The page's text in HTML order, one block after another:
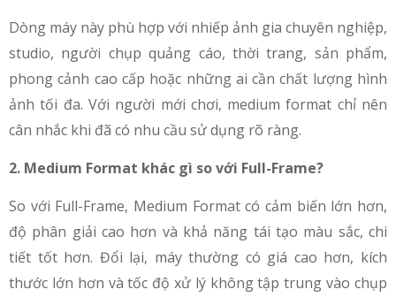
Dòng máy này phù hợp với nhiếp ảnh gia chuyên nghiệp,
studio, người chụp quảng cáo, thời trang, sản phẩm,
phong cảnh cao cấp hoặc những ai cần chất lượng hình
ảnh tối đa. Với người mới chơi, medium format chỉ nên
cân nhắc khi đã có nhu cầu sử dụng rõ ràng.
2. Medium Format khác gì so với Full-Frame?
So với Full-Frame, Medium Format có cảm biến lớn hơn,
độ phân giải cao hơn và khả năng tái tạo màu sắc, chi
tiết tốt hơn. Đổi lại, máy thường có giá cao hơn, kích
thước lớn hơn và tốc độ xử lý không tập trung vào chụp